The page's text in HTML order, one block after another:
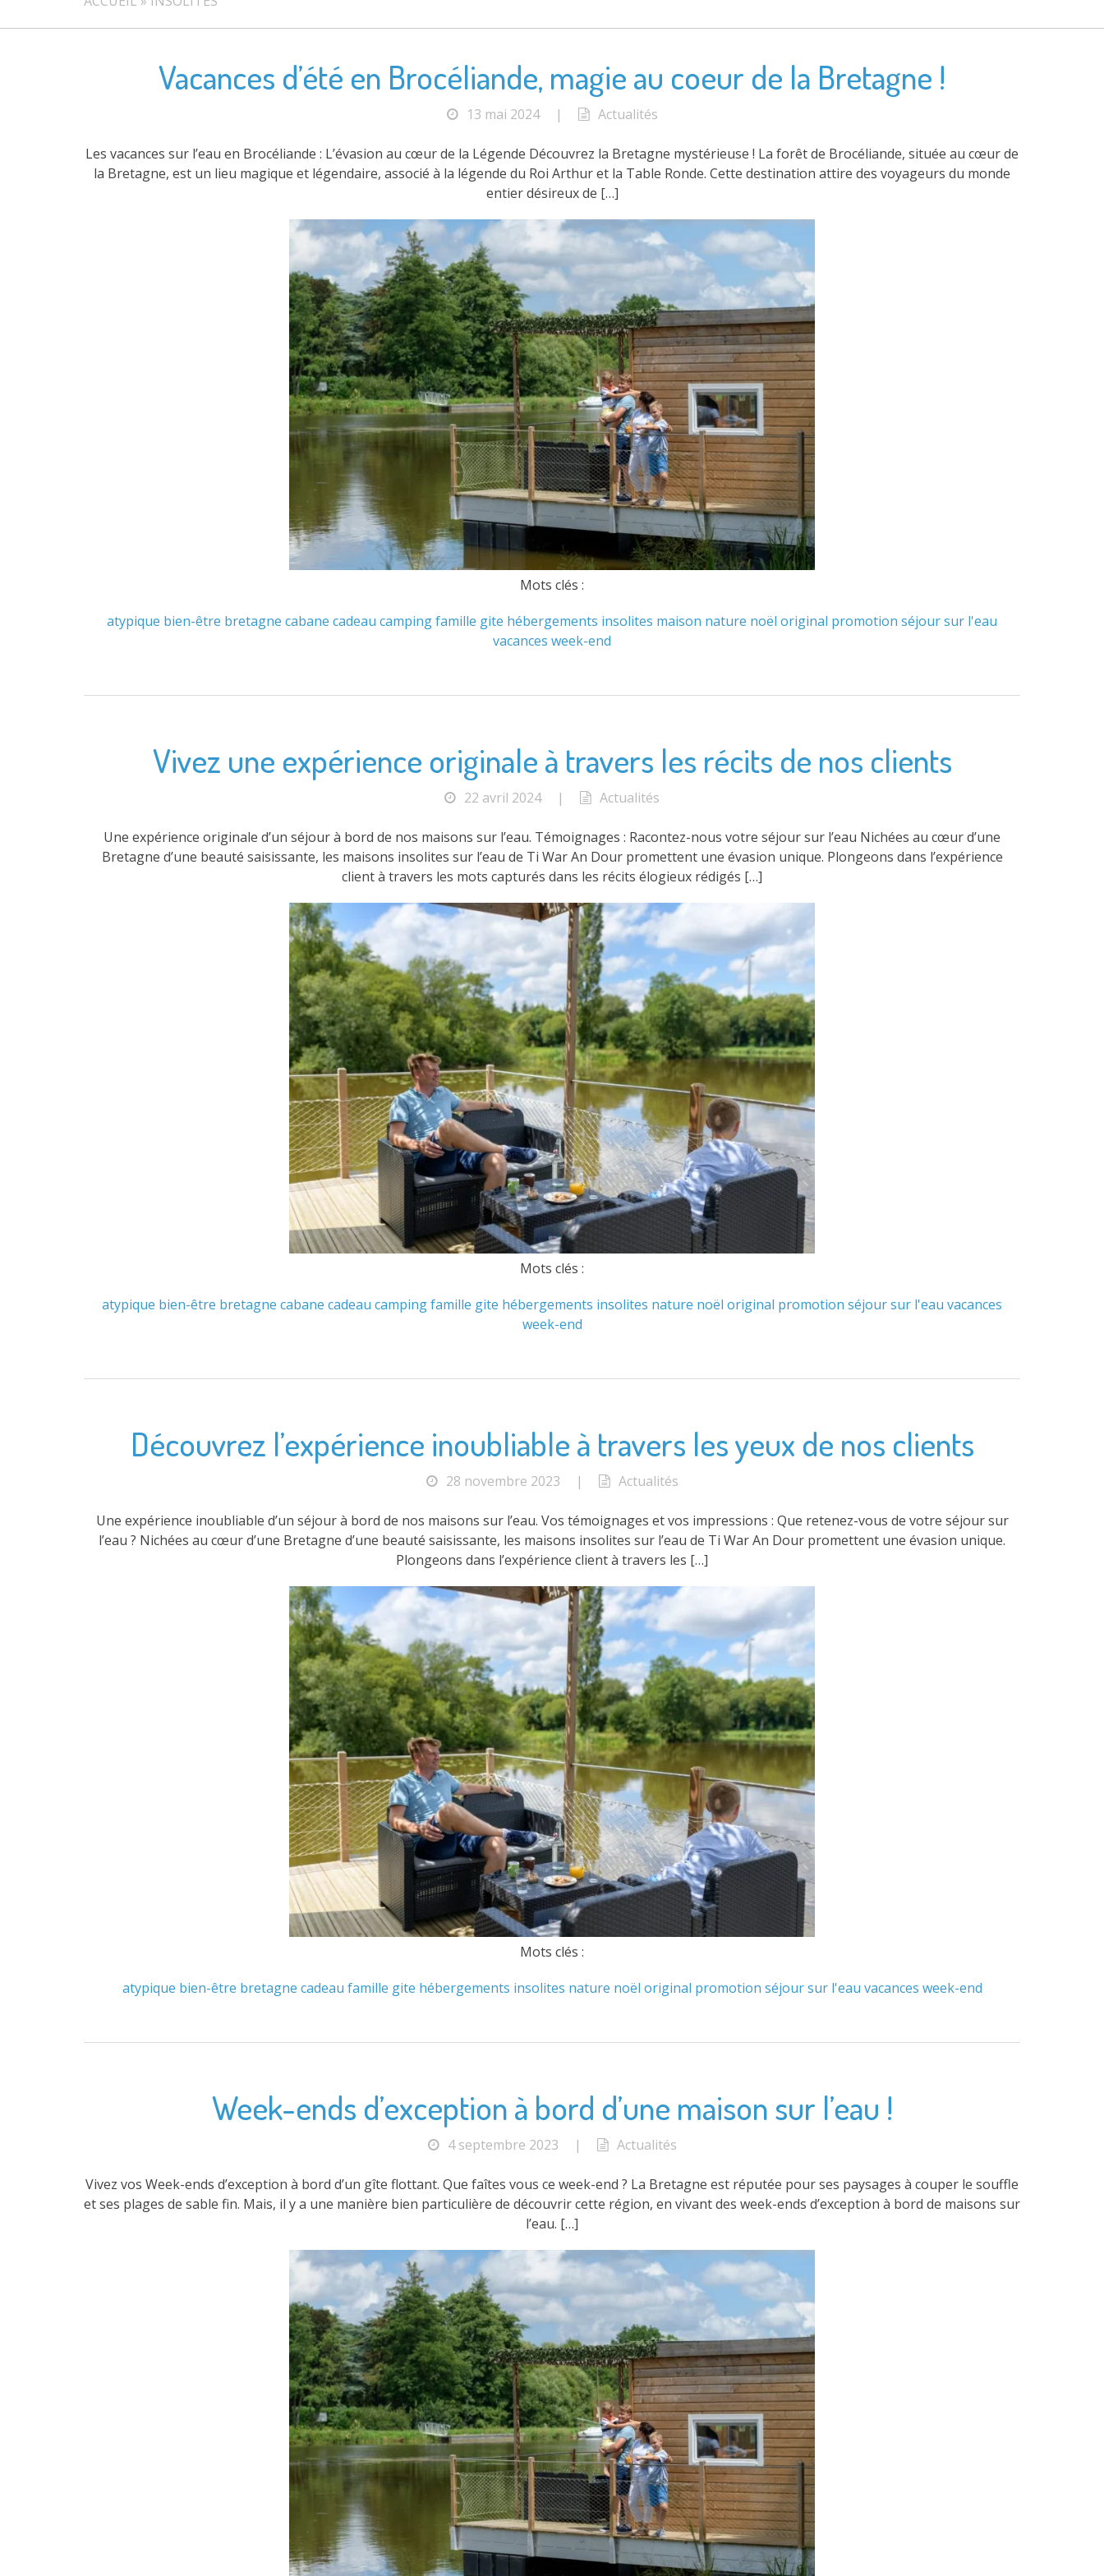
Vacances d’été en Brocéliande, magie au coeur de la Bretagne !
13 mai 2024 | Actualités
Les vacances sur l’eau en Brocéliande : L’évasion au cœur de la Légende Découvrez la Bretagne mystérieuse ! La forêt de Brocéliande, située au cœur de
la Bretagne, est un lieu magique et légendaire, associé à la légende du Roi Arthur et la Table Ronde. Cette destination attire des voyageurs du monde
entier désireux de […]
Mots clés :
atypique bien-être bretagne cabane cadeau campingfamille gite hébergements insolites maison nature noël original promotion séjoursur l'eau
vacances week-end
Vivez une expérience originale à travers les récits de nos clients
22 avril 2024 | Actualités
Une expérience originale d’un séjour à bord de nos maisons sur l’eau. Témoignages : Racontez-nous votre séjour sur l’eau Nichées au cœur d’une
Bretagne d’une beauté saisissante, les maisons insolites sur l’eau de Ti War An Dour promettent une évasion unique. Plongeons dans l’expérience
client à travers les mots capturés dans les récits élogieux rédigés […]
Mots clés :
atypique bien-être bretagne cabane cadeau campingfamille gite hébergements insolites nature noël original promotion séjoursur l'eau vacances
week-end
Découvrez l’expérience inoubliable à travers les yeux de nos clients
28 novembre 2023 | Actualités
Une expérience inoubliable d’un séjour à bord de nos maisons sur l’eau. Vos témoignages et vos impressions : Que retenez-vous de votre séjour sur
l’eau ? Nichées au cœur d’une Bretagne d’une beauté saisissante, les maisons insolites sur l’eau de Ti War An Dour promettent une évasion unique.
Plongeons dans l’expérience client à travers les […]
Mots clés :
atypique bien-être bretagne cadeau famille gite hébergements insolites nature noël original promotion séjour sur l'eau vacances week-end
Week-ends d’exception à bord d’une maison sur l’eau !
4 septembre 2023 | Actualités
Vivez vos Week-ends d’exception à bord d’un gîte flottant. Que faîtes vous ce week-end ? La Bretagne est réputée pour ses paysages à couper le souffle
et ses plages de sable fin. Mais, il y a une manière bien particulière de découvrir cette région, en vivant des week-ends d’exception à bord de maisons sur
l’eau. […]